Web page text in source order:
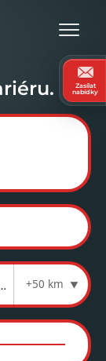
+50 km
Zasílat
nabídky